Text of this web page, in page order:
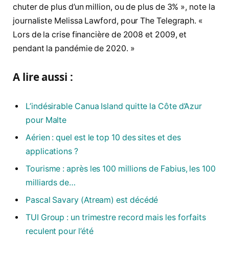
chuter de plus d’un million, ou de plus de 3% », note la
journaliste Melissa Lawford, pour The Telegraph. «
Lors de la crise financière de 2008 et 2009, et
pendant la pandémie de 2020. »
A lire aussi :
L’indésirable Canua Island quitte la Côte d’Azur
pour Malte
Aérien : quel est le top 10 des sites et des
applications ?
Tourisme : après les 100 millions de Fabius, les 100
milliards de…
Pascal Savary (Atream) est décédé
TUI Group : un trimestre record mais les forfaits
reculent pour l’été